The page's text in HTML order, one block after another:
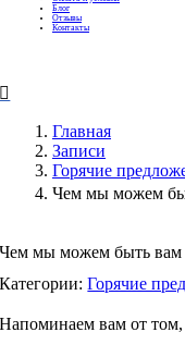
Блог
Отзывы
Контакты
Главная
Записи
Горячие
Чем мы можем
Чем мы можем быть
Категории:Горячие
Напоминаем вам от